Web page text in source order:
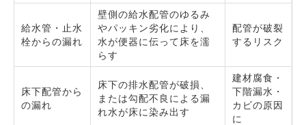
給水管・止水
栓からの漏れ
壁側の給水配管のゆるみ
やパッキン劣化により、
水が便器に伝って床を濡
らす
配管が破裂
するリスク
床下配管から
の漏れ
床下の排水配管が破損、
または勾配不良による漏
れ水が床に染み出す
建材腐食・
下階漏水・
カビの原因
に